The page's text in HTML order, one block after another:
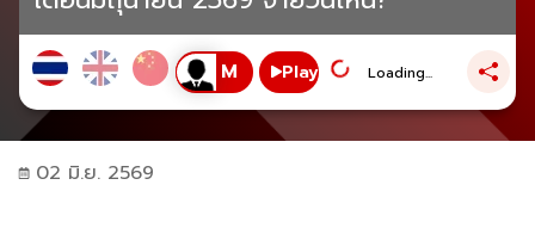
Play Loading...
02 มิ.ย. 2569